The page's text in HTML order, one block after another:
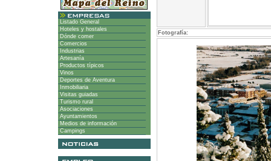
Listado General
Hoteles y hostales
Dónde comer
Comercios
Industrias
Artesanía
Productos típicos
Vinos
Deportes de Aventura
Inmobiliaria
Visitas guiadas
Turismo rural
Asociaciones
Ayuntamientos
Medios de información
Campings
Fotografía: